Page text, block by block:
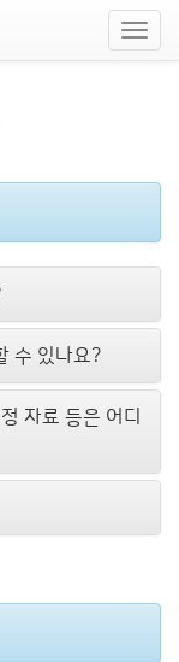
수 있나요?
자료 등은 어디